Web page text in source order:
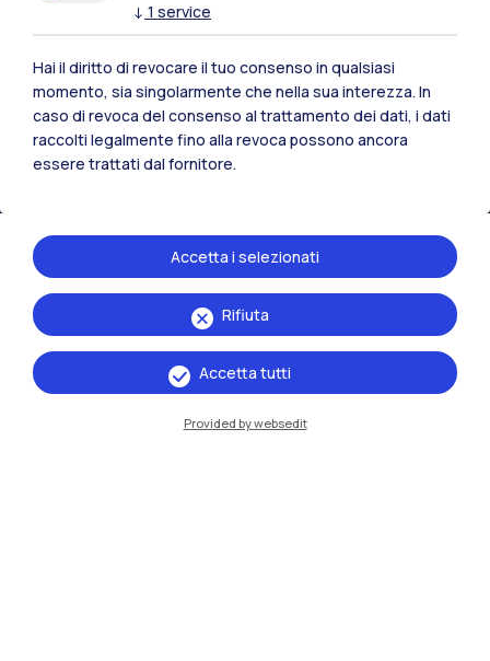
Polimi Community
Residenze Frontiere
↓ 1 service
Hai il diritto di revocare il tuo consenso in qualsiasi
momento, sia singolarmente che nella sua interezza. In
caso di revoca del consenso al trattamento dei dati, i dati
raccolti legalmente fino alla revoca possono ancora
essere trattati dal fornitore.
Rifiuta
Accetta i selezionati
Accetta tutti
Provided by websedit